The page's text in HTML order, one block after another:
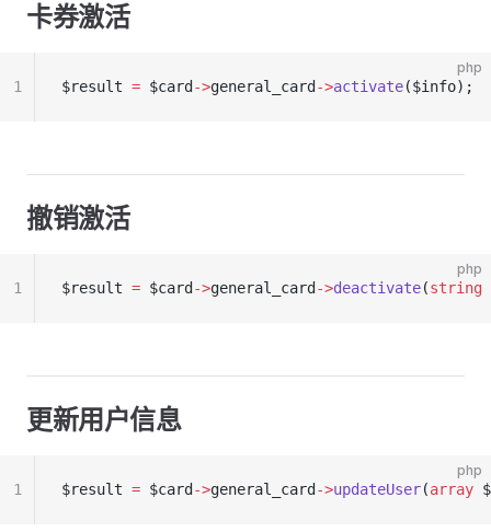
卡券激活
php
$result = $card ->general_card ->activate($info);
1
撤销激活
php
$result = $card ->general_card ->deactivate(string
1
更新用户信息
php
$result = $card ->general_card ->updateUser(array
1